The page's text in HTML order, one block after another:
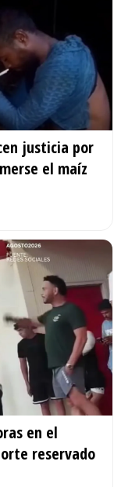
justicia por
el maíz
en el
reservado